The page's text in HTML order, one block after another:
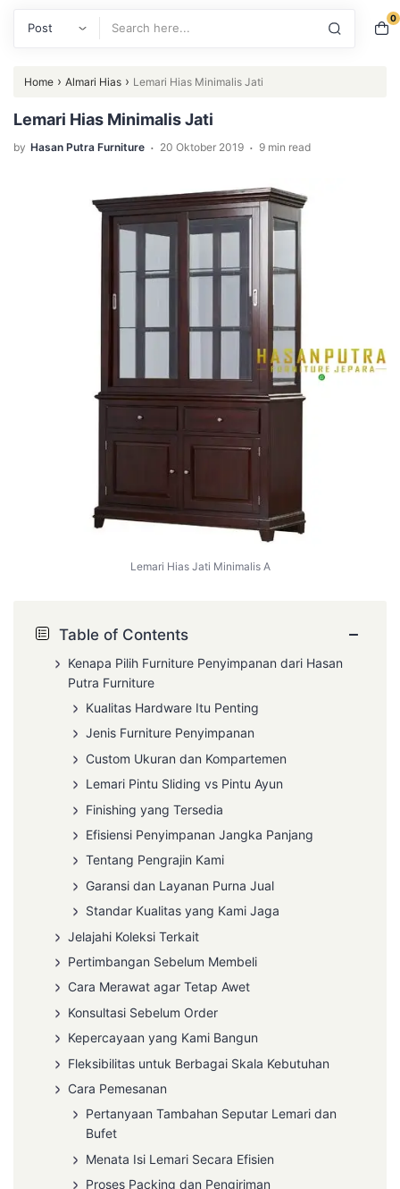
0
Home › Almari Hias › Lemari Hias Minimalis Jati
Lemari Hias Minimalis Jati
by Hasan Putra Furniture . 20 Oktober 2019 . 9 min read
Lemari Hias Jati Minimalis A
Table of Contents −
Kenapa Pilih Furniture Penyimpanan dari Hasan
Putra Furniture
Kualitas Hardware Itu Penting
Jenis Furniture Penyimpanan
Custom Ukuran dan Kompartemen
Lemari Pintu Sliding vs Pintu Ayun
Finishing yang Tersedia
Efisiensi Penyimpanan Jangka Panjang
Tentang Pengrajin Kami
Garansi dan Layanan Purna Jual
Standar Kualitas yang Kami Jaga
Jelajahi Koleksi Terkait
Pertimbangan Sebelum Membeli
Cara Merawat agar Tetap Awet
Konsultasi Sebelum Order
Kepercayaan yang Kami Bangun
Fleksibilitas untuk Berbagai Skala Kebutuhan
Cara Pemesanan
Pertanyaan Tambahan Seputar Lemari dan
Bufet
Menata Isi Lemari Secara Efisien
Proses Packing dan Pengiriman